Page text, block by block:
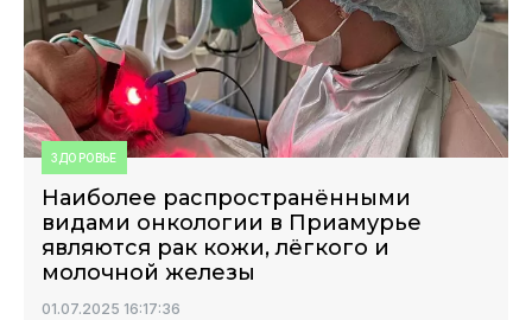
ЗДОРОВЬЕ
Наиболее распространёнными
видами онкологии в Приамурье
являются рак кожи, лёгкого и
молочной железы
01.07.2025 16:17:36